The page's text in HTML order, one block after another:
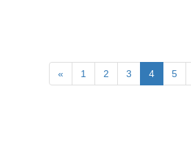
« 1 2 3 4 5